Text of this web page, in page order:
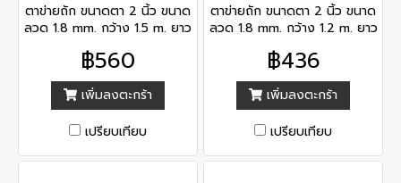
ตาข่ายถัก ขนาดตา 2 นิ้ว ขนาด
ลวด 1.8 mm. กว้าง 1.5 m. ยาว
฿560
เพิ่มลงตะกร้า
เปรียบเทียบ
ตาข่ายถัก ขนาดตา 2 นิ้ว ขนาด
ลวด 1.8 mm. กว้าง 1.2 m. ยาว
฿436
เพิ่มลงตะกร้า
เปรียบเทียบ